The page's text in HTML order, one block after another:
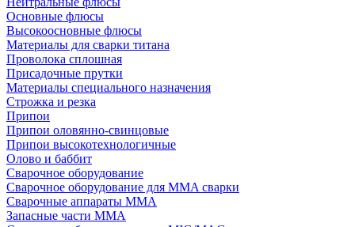
Основные флюсы
Высокоосновные флюсы
Материалы для сварки титана
Проволока сплошная
Присадочные прутки
Материалы специального назначения
Строжка и резка
Припои
Припои оловянно-свинцовые
Припои высокотехнологичные
Олово и баббит
Сварочное оборудование
Сварочное оборудование для MMA сварки
Сварочные аппараты MMA
Запасные части MMA